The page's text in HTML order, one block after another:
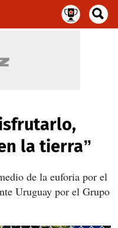
la tierra”
de la euforia por el
Uruguay por el Grupo